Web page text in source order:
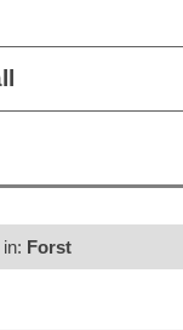
Forst